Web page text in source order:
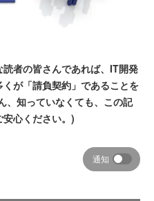
者の皆さんであれば、IT開発
が「請負契約」であることを
、知っていなくても、この記
心ください。)
通知